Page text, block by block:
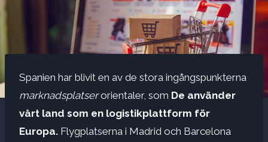
Spanien har blivit en av de stora ingångspunkterna
marknadsplatserorientaler, som De använder
vårt land som en logistikplattform för
Europa. Flygplatserna i Madrid och Barcelona